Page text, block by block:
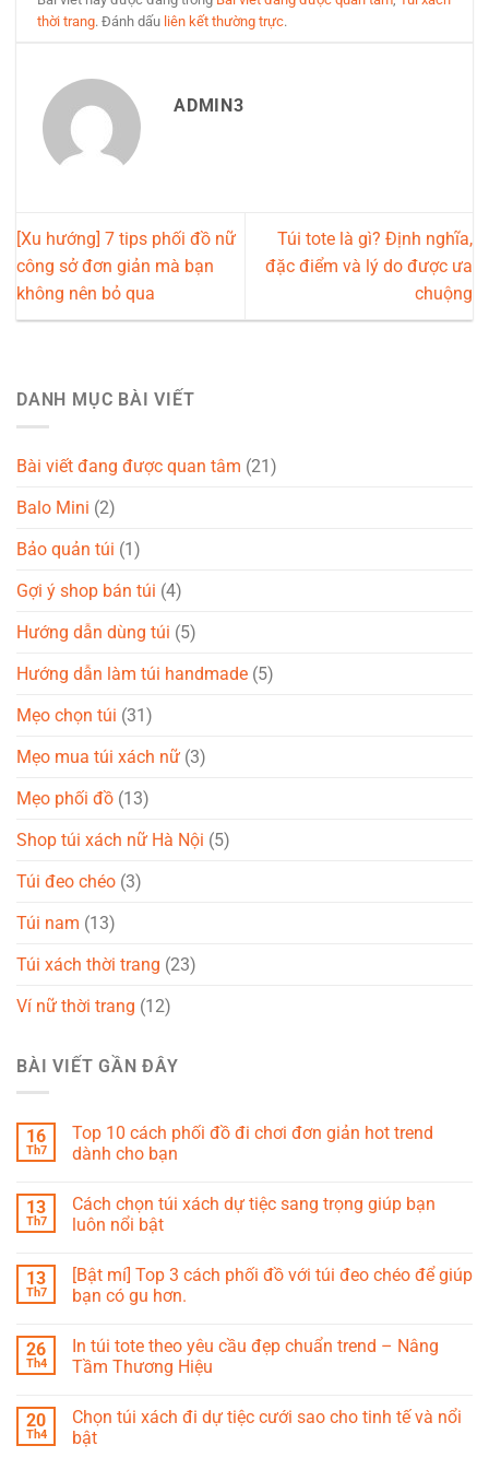
thời trang. Đánh dấu liên kết thường trực.
ADMIN3
[Xu hướng] 7 tips phối đồ nữ
công sở đơn giản mà bạn
không nên bỏ qua
Túi tote là gì? Định nghĩa,
đặc điểm và lý do được ưa
chuộng
DANH MỤC BÀI VIẾT
Bài viết đang được quan tâm (21)
Balo Mini (2)
Bảo quản túi (1)
Gợi ý shop bán túi (4)
Hướng dẫn dùng túi (5)
Hướng dẫn làm túi handmade (5)
Mẹo chọn túi (31)
Mẹo mua túi xách nữ (3)
Mẹo phối đồ (13)
Shop túi xách nữ Hà Nội (5)
Túi đeo chéo (3)
Túi nam (13)
Túi xách thời trang (23)
Ví nữ thời trang (12)
BÀI VIẾT GẦN ĐÂY
16
Th7
Top 10 cách phối đồ đi chơi đơn giản hot trend
dành cho bạn
13
Th7
Cách chọn túi xách dự tiệc sang trọng giúp bạn
luôn nổi bật
13
Th7
[Bật mí] Top 3 cách phối đồ với túi đeo chéo để giúp
bạn có gu hơn.
26
Th4
In túi tote theo yêu cầu đẹp chuẩn trend – Nâng
Tầm Thương Hiệu
20
Th4
Chọn túi xách đi dự tiệc cưới sao cho tinh tế và nổi
bật